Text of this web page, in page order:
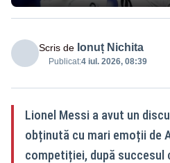
Scris de Ionuț Nichita
Publicat:4 iul. 2026, 08:39
Lionel Messi a avut un
obținută cu mari emoții de
competiției, după succesul